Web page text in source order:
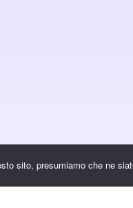
sito, presumiamo che ne